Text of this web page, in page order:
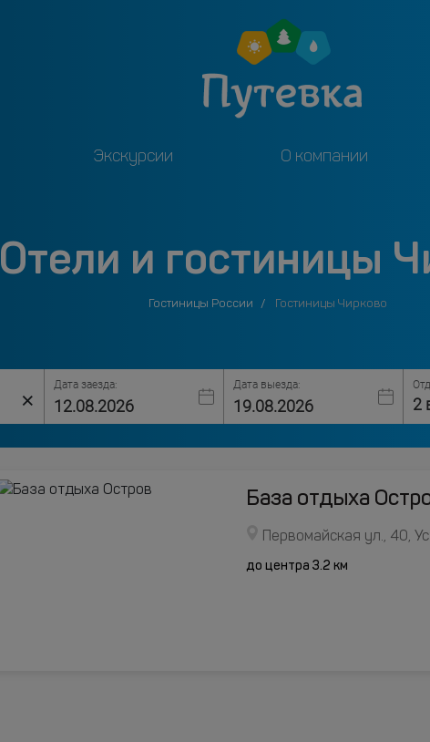
Экскурсии О компании
Отели и гостиницы
Гостиницы России Гостиницы Чирково
×
Дата заезда: Дата выезда:
2
База отдыха
Первомайская ул., 40,
до центра 3.2 км